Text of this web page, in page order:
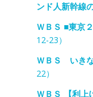
ンド人新幹線
ＷＢＳ ■東京
12-23）
ＷＢＳ いき
22）
ＷＢＳ 【利上